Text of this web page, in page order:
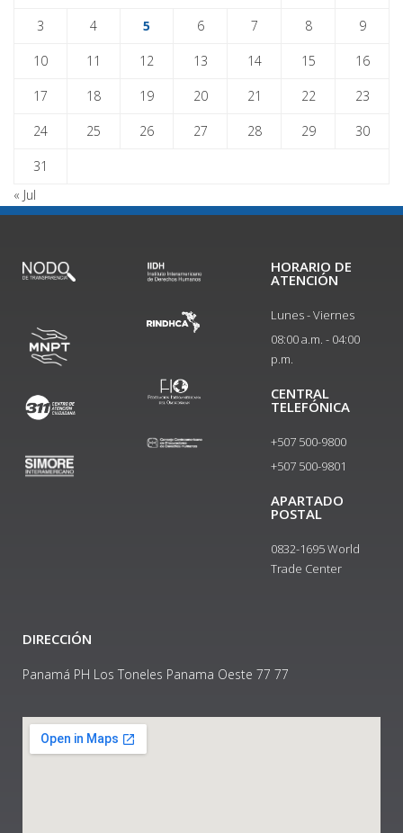
3 4 5 6 7 8 9
10 11 12 13 14 15 16
17 18 19 20 21 22 23
24 25 26 27 28 29 30
31
« Jul
HORARIO DE
ATENCIÓN
Lunes - Viernes
08:00 a.m. - 04:00
p.m.
CENTRAL
TELEFÓNICA
+507 500-9800
+507 500-9801​
APARTADO
POSTAL
0832-1695 World
Trade Center
DIRECCIÓN
Panamá PH Los Toneles Panama Oeste 77 77